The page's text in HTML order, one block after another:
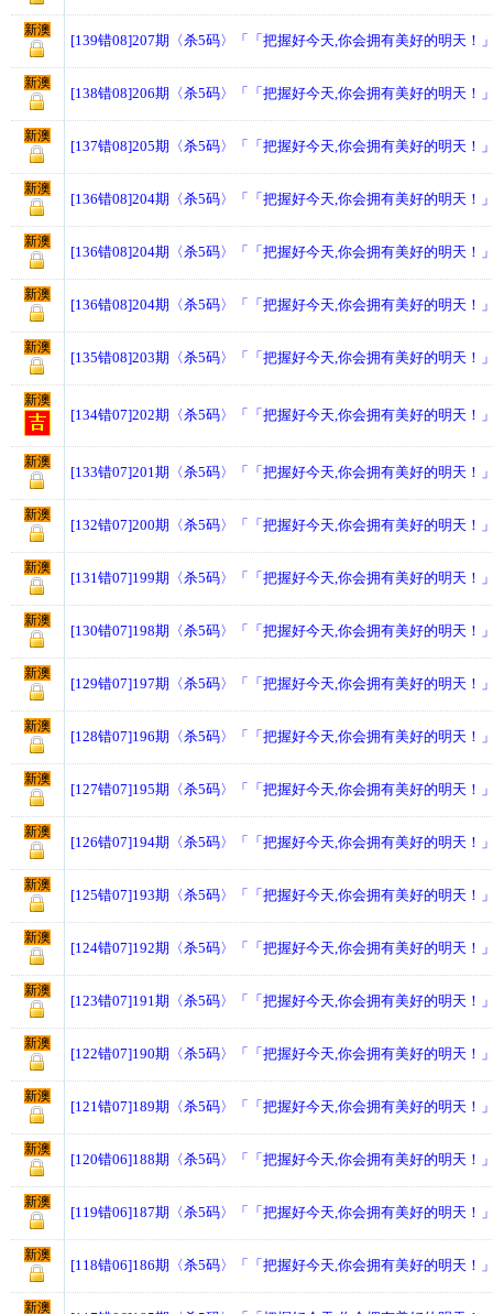
新澳
[139错08]207期〈杀5码〉「「把握好今天,你会拥有美好的明天！
新澳
[138错08]206期〈杀5码〉「「把握好今天,你会拥有美好的明天！
新澳
[137错08]205期〈杀5码〉「「把握好今天,你会拥有美好的明天！
新澳
[136错08]204期〈杀5码〉「「把握好今天,你会拥有美好的明天！
新澳
[136错08]204期〈杀5码〉「「把握好今天,你会拥有美好的明天！
新澳
[136错08]204期〈杀5码〉「「把握好今天,你会拥有美好的明天！
新澳
[135错08]203期〈杀5码〉「「把握好今天,你会拥有美好的明天！
新澳
[134错07]202期〈杀5码〉「「把握好今天,你会拥有美好的明天！
新澳
[133错07]201期〈杀5码〉「「把握好今天,你会拥有美好的明天！
新澳
[132错07]200期〈杀5码〉「「把握好今天,你会拥有美好的明天！
新澳
[131错07]199期〈杀5码〉「「把握好今天,你会拥有美好的明天！
新澳
[130错07]198期〈杀5码〉「「把握好今天,你会拥有美好的明天！
新澳
[129错07]197期〈杀5码〉「「把握好今天,你会拥有美好的明天！
新澳
[128错07]196期〈杀5码〉「「把握好今天,你会拥有美好的明天！
新澳
[127错07]195期〈杀5码〉「「把握好今天,你会拥有美好的明天！
新澳
[126错07]194期〈杀5码〉「「把握好今天,你会拥有美好的明天！
新澳
[125错07]193期〈杀5码〉「「把握好今天,你会拥有美好的明天！
新澳
[124错07]192期〈杀5码〉「「把握好今天,你会拥有美好的明天！
新澳
[123错07]191期〈杀5码〉「「把握好今天,你会拥有美好的明天！
新澳
[122错07]190期〈杀5码〉「「把握好今天,你会拥有美好的明天！
新澳
[121错07]189期〈杀5码〉「「把握好今天,你会拥有美好的明天！
新澳
[120错06]188期〈杀5码〉「「把握好今天,你会拥有美好的明天！
新澳
[119错06]187期〈杀5码〉「「把握好今天,你会拥有美好的明天！
新澳
[118错06]186期〈杀5码〉「「把握好今天,你会拥有美好的明天！
新澳